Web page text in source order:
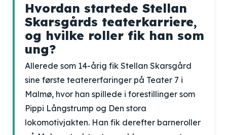
Hvordan startede Stellan
Skarsgårds teaterkarriere,
og hvilke roller fik han som
ung?
Allerede som 14-årig fik Stellan Skarsgård
sine første teatererfaringer på Teater 7 i
Malmø, hvor han spillede i forestillinger som
Pippi Långstrump og Den stora
lokomotivjakten. Han fik derefter barneroller